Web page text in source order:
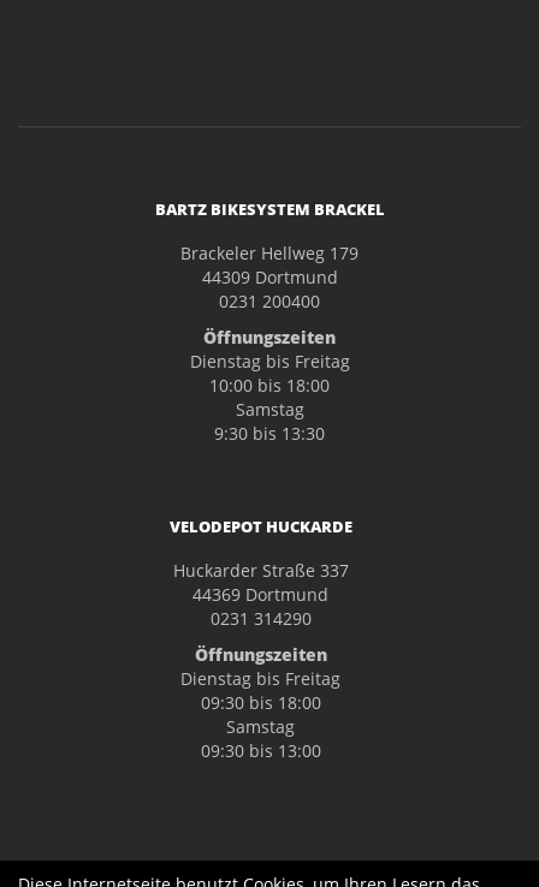
BARTZ BIKESYSTEM BRACKEL
Brackeler Hellweg 179
44309 Dortmund
0231 200400
Öffnungszeiten
Dienstag bis Freitag
10:00 bis 18:00
Samstag
9:30 bis 13:30
VELODEPOT HUCKARDE
Huckarder Straße 337
44369 Dortmund
0231 314290
Öffnungszeiten
Dienstag bis Freitag
09:30 bis 18:00
Samstag
09:30 bis 13:00